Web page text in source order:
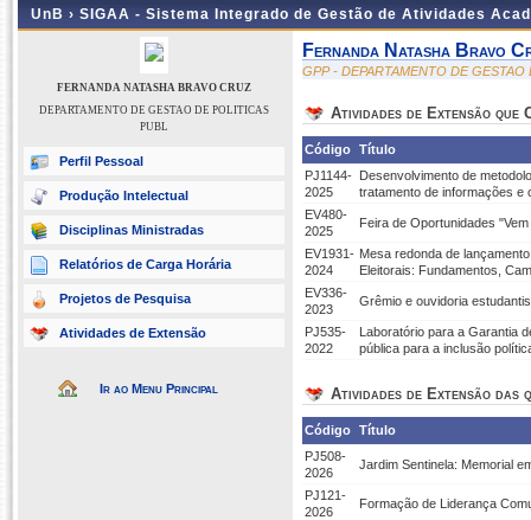
UnB › SIGAA - Sistema Integrado de Gestão de Atividades
FERNANDA NATASHA BRAVO CRUZ
DEPARTAMENTO DE GESTAO DE POLITICAS
PUBL
Perfil Pessoal
Produção Intelectual
Disciplinas Ministradas
Relatórios de Carga Horária
Projetos de Pesquisa
Atividades de Extensão
Ir ao Menu Principal
Fernanda Natasha Bravo
GPP - DEPARTAMENTO DE GESTAO
Atividades de Extensão que
Código Título
PJ1144-
2025
Desenvolvimento de
tratamento de informações e
EV480-
2025
Feira de Oportunidades
EV1931-
2024
Mesa redonda de
Eleitorais: Fundamentos,
EV336-
2023
Grêmio e ouvidoria
PJ535-
2022
Laboratório para a Garantia
pública para a inclusão
Atividades de Extensão das
Código Título
PJ508-
2026
Jardim Sentinela: Memorial
PJ121-
2026
Formação de Liderança